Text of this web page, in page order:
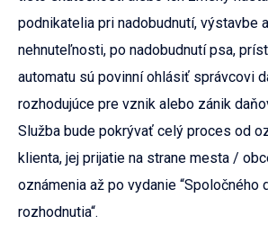
podnikatelia pri nadobudnutí, výstavbe
nehnuteľnosti, po nadobudnutí psa,
automatu sú povinní ohlásiť správcovi
rozhodujúce pre vznik alebo zánik
Služba bude pokrývať celý proces od
klienta, jej prijatie na strane mesta /
oznámenia až po vydanie “Spoločného
rozhodnutia“.